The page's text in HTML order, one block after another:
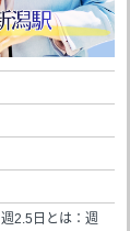
2.5日とは：週